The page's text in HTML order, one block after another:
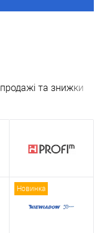
та знижки
Новинка